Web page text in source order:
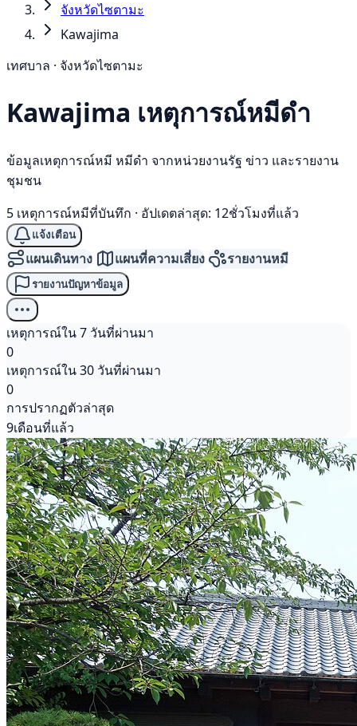
จังหวัดไซตามะ
Kawajima
เทศบาล · จังหวัดไซตามะ
Kawajima เหตุการณ์หมีดำ
ข้อมูลเหตุการณ์หมี หมีดำ จากหน่วยงานรัฐ ข่าว และรายงาน
ชุมชน
5 เหตุการณ์หมีที่บันทึก · อัปเดตล่าสุด: 12ชั่วโมงที่แล้ว
แจ้งเตือน
แผนเดินทาง แผนที่ความเสี่ยง รายงานหมี
รายงานปัญหาข้อมูล
เหตุการณ์ใน 7 วันที่ผ่านมา
0
เหตุการณ์ใน 30 วันที่ผ่านมา
0
การปรากฏตัวล่าสุด
9เดือนที่แล้ว